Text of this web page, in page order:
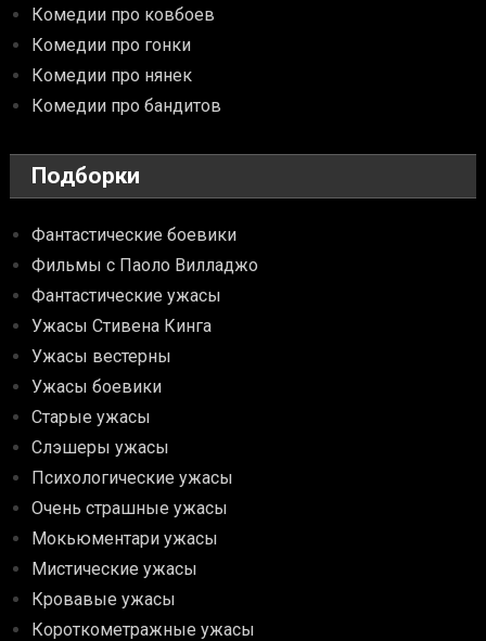
Комедии про ковбоев
Комедии про гонки
Комедии про нянек
Комедии про бандитов
Подборки
Фантастические боевики
Фильмы с Паоло Вилладжо
Фантастические ужасы
Ужасы Стивена Кинга
Ужасы вестерны
Ужасы боевики
Старые ужасы
Слэшеры ужасы
Психологические ужасы
Очень страшные ужасы
Мокьюментари ужасы
Мистические ужасы
Кровавые ужасы
Короткометражные ужасы